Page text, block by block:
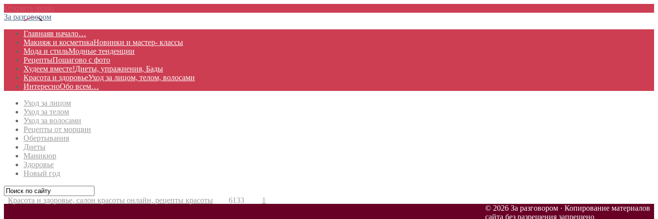
За разговором
Главнаяв начало…
Макияж и косметикаНовинки и мастер- классы
Мода и стильМодные тенденции
РецептыПошагово с фото
Худеем вместе!Диеты, упражнения, Бады
Красота и здоровьеУход за лицом, телом, волосами
ИнтересноОбо всем…
Уход за лицом
Уход за телом
Уход за волосами
Рецепты от морщин
Обертывания
Диеты
Маникюр
Здоровье
Новый год
Красота и здоровье, салон красоты онлайн, рецепты красоты 6133 1
© 2026 За разговором · Копирование материалов
сайта без разрешения запрещено